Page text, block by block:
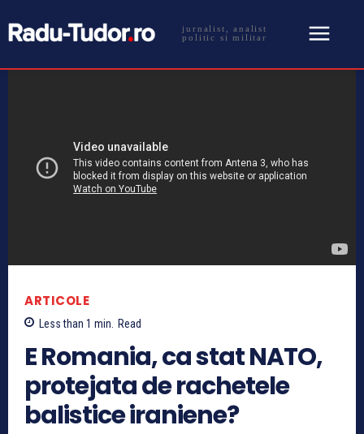
jurnalist, analist
politic si militar
ARTICOLE
Less than 1 min. Read
E Romania, ca stat NATO,
protejata de rachetele
balistice iraniene?